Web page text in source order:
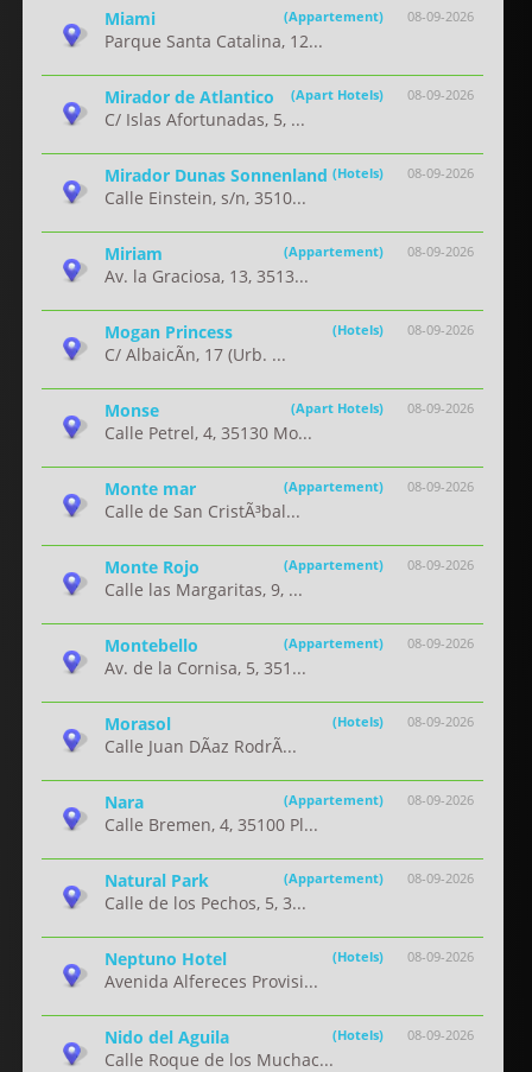
08-09-2026
Miami (Appartement)
Parque Santa Catalina, 12...
08-09-2026
Mirador de Atlantico (Apart Hotels)
C/ Islas Afortunadas, 5, ...
08-09-2026
Mirador Dunas Sonnenland (Hotels)
Calle Einstein, s/n, 3510...
08-09-2026
Miriam (Appartement)
Av. la Graciosa, 13, 3513...
08-09-2026
Mogan Princess (Hotels)
C/ AlbaicÃ­n, 17 (Urb. ...
08-09-2026
Monse (Apart Hotels)
Calle Petrel, 4, 35130 Mo...
08-09-2026
Monte mar (Appartement)
Calle de San CristÃ³bal...
08-09-2026
Monte Rojo (Appartement)
Calle las Margaritas, 9, ...
08-09-2026
Montebello (Appartement)
Av. de la Cornisa, 5, 351...
08-09-2026
Morasol (Hotels)
Calle Juan DÃ­az RodrÃ...
08-09-2026
Nara (Appartement)
Calle Bremen, 4, 35100 Pl...
08-09-2026
Natural Park (Appartement)
Calle de los Pechos, 5, 3...
08-09-2026
Neptuno Hotel (Hotels)
Avenida Alfereces Provisi...
08-09-2026
Nido del Aguila (Hotels)
Calle Roque de los Muchac...